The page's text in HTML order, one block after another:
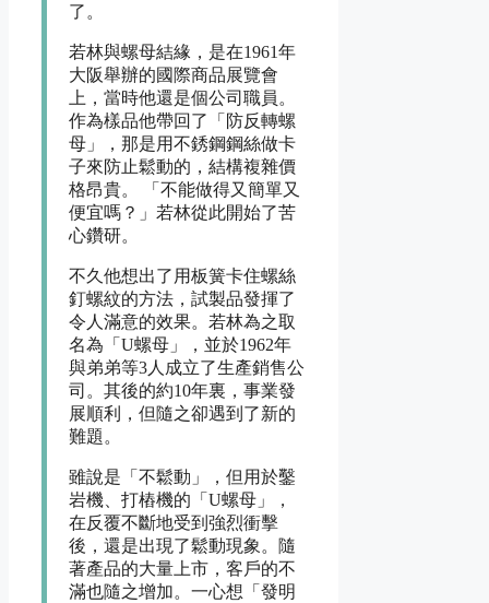
了。
若林與螺母結緣，是在1961年
大阪舉辦的國際商品展覽會
上，當時他還是個公司職員。
作為樣品他帶回了「防反轉螺
母」，那是用不銹鋼鋼絲做卡
子來防止鬆動的，結構複雜價
格昂貴。 「不能做得又簡單又
便宜嗎？」若林從此開始了苦
心鑽研。
不久他想出了用板簧卡住螺絲
釘螺紋的方法，試製品發揮了
令人滿意的效果。若林為之取
名為「U螺母」，並於1962年
與弟弟等3人成立了生產銷售公
司。其後的約10年裏，事業發
展順利，但隨之卻遇到了新的
難題。
雖說是「不鬆動」，但用於鑿
岩機、打樁機的「U螺母」，
在反覆不斷地受到強烈衝擊
後，還是出現了鬆動現象。隨
著產品的大量上市，客戶的不
滿也隨之增加。一心想「發明